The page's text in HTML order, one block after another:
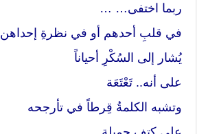
ربما اختفى… …
في قلبِ أحدهم أو في نظرةِ إحداهن
يُشار إلى السُكْرِ أحياناً
على أنه.. تَعْتَعَة
وتشبه الكلمةُ قِرطاً في تأرجحه